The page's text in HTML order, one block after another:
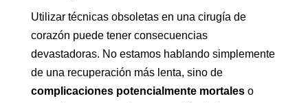
Utilizar técnicas obsoletas en una cirugía de
corazón puede tener consecuencias
devastadoras. No estamos hablando simplemente
de una recuperación más lenta, sino de
complicaciones potencialmente mortaleso